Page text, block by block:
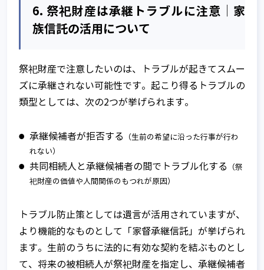
6. 祭祀財産は承継トラブルに注意│家
族信託の活用について
祭祀財産で注意したいのは、トラブルが起きてスムー
ズに承継されない可能性です。起こり得るトラブルの
類型としては、次の2つが挙げられます。
承継候補者が拒否する
（生前の希望に沿った行事が行わ
れない）
共同相続人と承継候補者の間でトラブル化する
（祭
祀財産の価値や人間関係のもつれが原因）
トラブル防止策としては遺言が活用されていますが、
より機能的なものとして「家督承継信託」が挙げられ
ます。生前のうちに法的に有効な契約を結ぶものとし
て、将来の被相続人が祭祀財産を指定し、承継候補者